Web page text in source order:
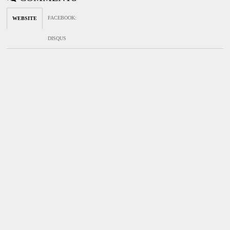
WEBSITE FACEBOOK:
DISQUS